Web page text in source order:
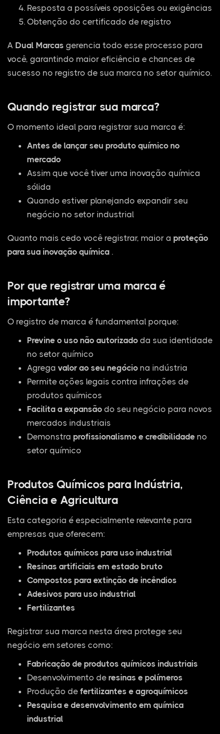
Resposta a possíveis oposições ou exigências
Obtenção do certificado de registro
A Dual Marcas gerencia todo esse processo para
você, garantindo maior eficiência e chances de
sucesso no registro de sua marca no setor químico.
Quando registrar sua marca?
O momento ideal para registrar sua marca é:
Antes de lançar seu produto químico no
mercado
Assim que você tiver uma inovação química
sólida
Quando estiver planejando expandir seu
negócio no setor industrial
Quanto mais cedo você registrar, maior a proteção
para sua inovação química .
Por que registrar uma marca é
importante?
O registro de marca é fundamental porque:
Previne o uso não autorizado da sua identidade
no setor químico
Agrega valor ao seu negócio na indústria
Permite ações legais contra infrações de
produtos químicos
Facilita a expansão do seu negócio para novos
mercados industriais
Demonstra profissionalismo e credibilidade no
setor químico
Produtos Químicos para Indústria,
Ciência e Agricultura
Esta categoria é especialmente relevante para
empresas que oferecem:
Produtos químicos para uso industrial
Resinas artificiais em estado bruto
Compostos para extinção de incêndios
Adesivos para uso industrial
Fertilizantes
Registrar sua marca nesta área protege seu
negócio em setores como:
Fabricação de produtos químicos industriais
Desenvolvimento de resinas e polímeros
Produção de fertilizantes e agroquímicos
Pesquisa e desenvolvimento em química
industrial